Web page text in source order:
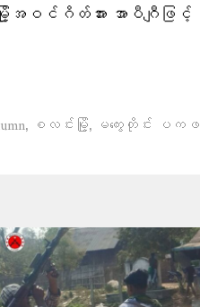
ြို့အဝင်ဂိတ်အား အာပီဂျီ
, စလင်းမြို့, မကွေးတိုင်း ပကဖ ရွ